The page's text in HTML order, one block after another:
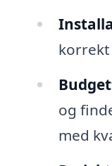
og
med